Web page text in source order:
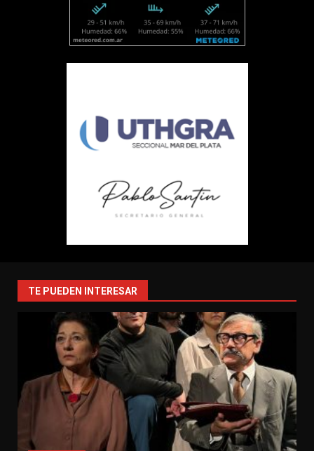
TE PUEDEN INTERESAR